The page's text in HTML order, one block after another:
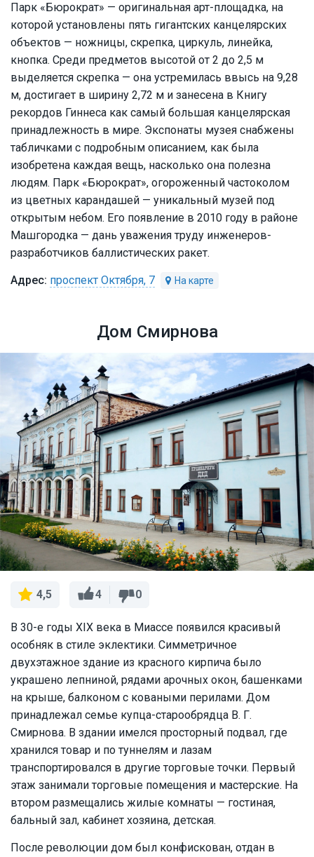
Парк «Бюрократ» — оригинальная арт-площадка, на
которой установлены пять гигантских канцелярских
объектов — ножницы, скрепка, циркуль, линейка,
кнопка. Среди предметов высотой от 2 до 2,5 м
выделяется скрепка — она устремилась ввысь на 9,28
м, достигает в ширину 2,72 м и занесена в Книгу
рекордов Гиннеса как самый большая канцелярская
принадлежность в мире. Экспонаты музея снабжены
табличками с подробным описанием, как была
изобретена каждая вещь, насколько она полезна
людям. Парк «Бюрократ», огороженный частоколом
из цветных карандашей — уникальный музей под
открытым небом. Его появление в 2010 году в районе
Машгородка — дань уважения труду инженеров-
разработчиков баллистических ракет.
проспект Октября, 7
Дом Смирнова
4,5 4 0
В 30-е годы XIX века в Миассе появился красивый
особняк в стиле эклектики. Симметричное
двухэтажное здание из красного кирпича было
украшено лепниной, рядами арочных окон, башенками
на крыше, балконом с коваными перилами. Дом
принадлежал семье купца-старообрядца В. Г.
Смирнова. В здании имелся просторный подвал, где
хранился товар и по туннелям и лазам
транспортировался в другие торговые точки. Первый
этаж занимали торговые помещения и мастерские. На
втором размещались жилые комнаты — гостиная,
бальный зал, кабинет хозяина, детская.
После революции дом был конфискован, отдан в